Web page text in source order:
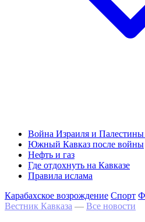
Война Израиля и Палестины
Южный Кавказ после войны
Нефть и газ
Где отдохнуть на Кавказе
Правила ислама
Карабахское возрождение Спорт
Вестник Кавказа — Все новости